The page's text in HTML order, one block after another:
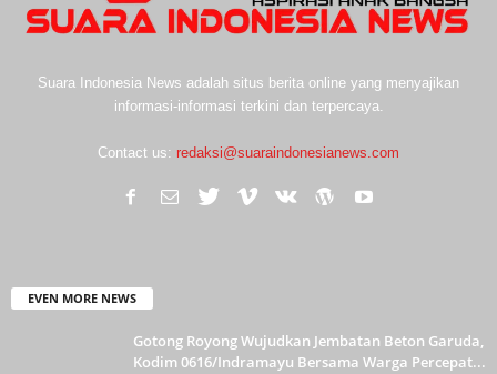
Suara Indonesia News adalah situs berita online yang menyajikan
informasi-informasi terkini dan terpercaya.
Contact us: redaksi@suaraindonesianews.com
EVEN MORE NEWS
Gotong Royong Wujudkan Jembatan Beton Garuda,
Kodim 0616/Indramayu Bersama Warga Percepat...